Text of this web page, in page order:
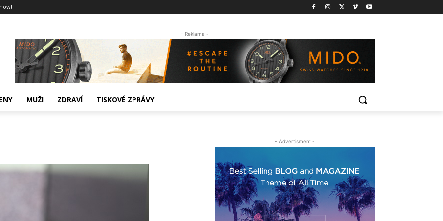
- Reklama -
MUŽI ZDRAVÍ TISKOVÉ ZPRÁVY
- Advertisment -